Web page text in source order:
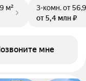
м²
3-комн.от
от 5,4 млн ₽
мне